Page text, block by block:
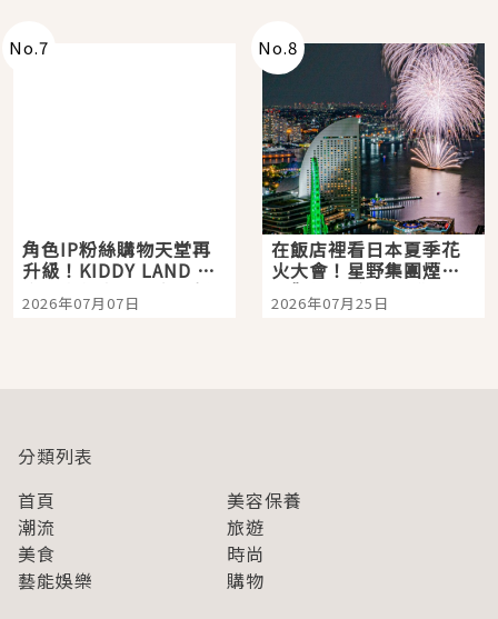
No.7
角色IP粉絲購物天堂再
升級！KIDDY LAND 原
宿店吉伊卡哇迎客，新
開幕 OMOKADO 店3分
2026年07月07日
No.8
在飯店裡看日本夏季花
火大會！星野集團煙火
景觀飯店6選，讓你不用
人擠人悠閒欣賞
2026年07月25日
分類列表
首頁
美容保養
潮流
旅遊
美食
時尚
藝能娛樂
購物